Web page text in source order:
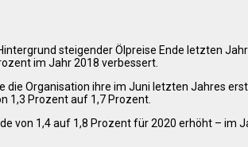
steigender Ölpreise Ende letzten
im Jahr 2018 verbessert.
die Organisation ihre im Juni letzten Jahres
1,3 Prozent auf 1,7 Prozent.
von 1,4 auf 1,8 Prozent für 2020 erhöht – im